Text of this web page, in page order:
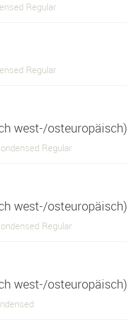
Regular
Regular
west-/osteuropäisch)
Regular
west-/osteuropäisch)
Regular
west-/osteuropäisch)